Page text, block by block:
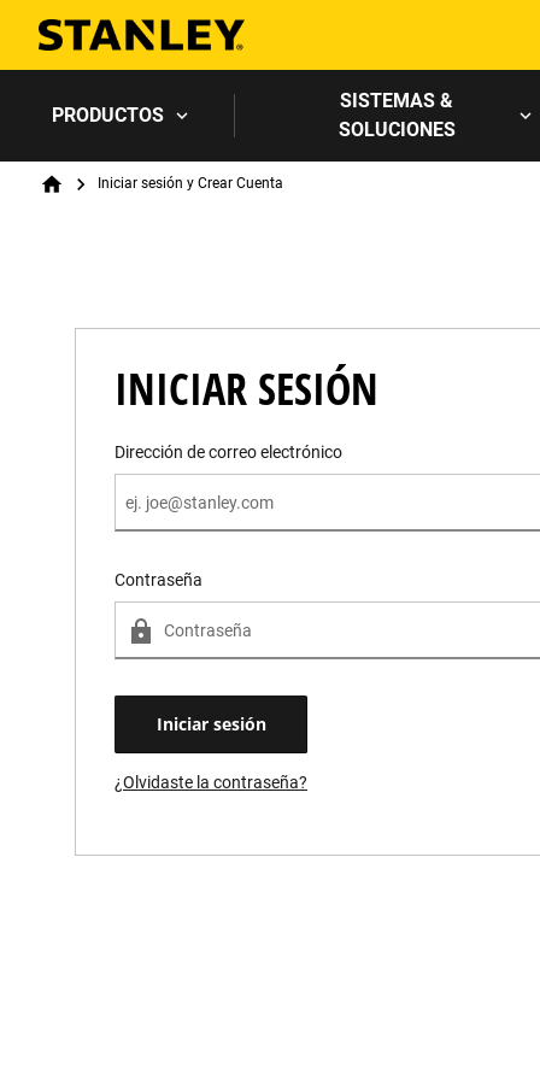
PRODUCTOS
SISTEMAS &
SOLUCIONES
Breadcrumb
HomeIniciar sesión y Crear Cuenta
INICIAR SESIÓN
Dirección de correo electrónico
Contraseña
¿Olvidaste la contraseña?
¿Olvidaste la contraseña?